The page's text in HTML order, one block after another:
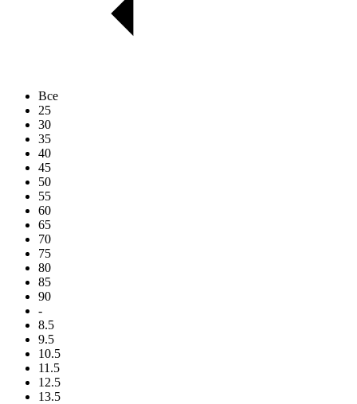
Все
25
30
35
40
45
50
55
60
65
70
75
80
85
90
-
8.5
9.5
10.5
11.5
12.5
13.5